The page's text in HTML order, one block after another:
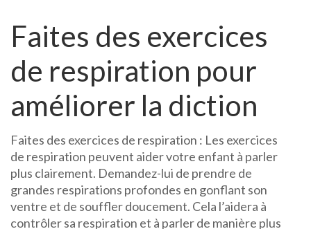
Faites des exercices
de respiration pour
améliorer la diction
Faites des exercices de respiration : Les exercices
de respiration peuvent aider votre enfant à parler
plus clairement. Demandez-lui de prendre de
grandes respirations profondes en gonflant son
ventre et de souffler doucement. Cela l’aidera à
contrôler sa respiration et à parler de manière plus